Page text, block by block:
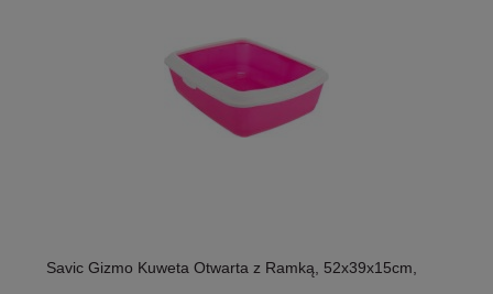
Savic Gizmo Kuweta Otwarta z Ramką, 52x39x15cm,